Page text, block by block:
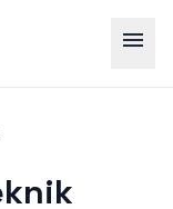
menu